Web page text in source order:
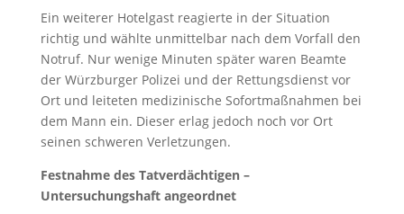
Ein weiterer Hotelgast reagierte in der Situation
richtig und wählte unmittelbar nach dem Vorfall den
Notruf. Nur wenige Minuten später waren Beamte
der Würzburger Polizei und der Rettungsdienst vor
Ort und leiteten medizinische Sofortmaßnahmen bei
dem Mann ein. Dieser erlag jedoch noch vor Ort
seinen schweren Verletzungen.
Festnahme des Tatverdächtigen –
Untersuchungshaft angeordnet